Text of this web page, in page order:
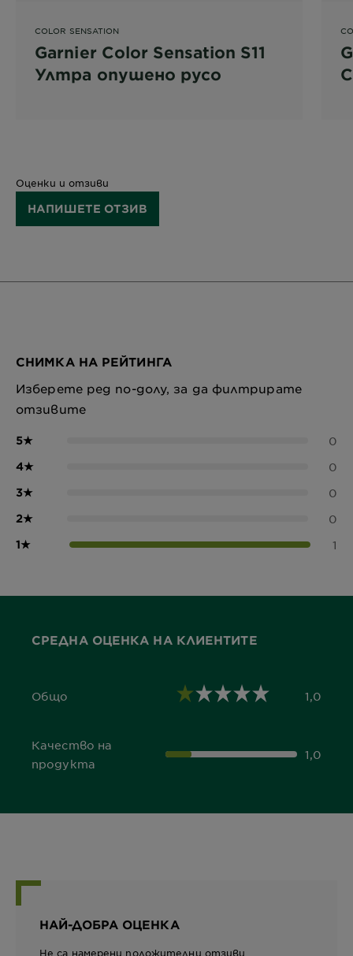
COLOR SENSATION
Garnier Color Sensation S11
Ултра опушено русо
Оценки и отзиви
НАПИШЕТЕ ОТЗИВ
СНИМКА НА РЕЙТИНГА
Изберете ред по-долу, за да филтрирате
отзивите
5★ 0
4★ 0
3★ 0
2★ 0
1★ 1
СРЕДНА ОЦЕНКА НА КЛИЕНТИТЕ
Общо
1,0 out of 5 stars 1,0
Качество на
продукта
1,0 out of 5 stars 1,0
НАЙ-ДОБРА ОЦЕНКА
Не са намерени положителни отзиви